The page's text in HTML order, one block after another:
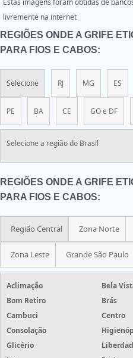
livremente na internet
REGIÕES ONDE A GRIFE
PARA FIOS E CABOS:
Selecione RJ MG ES
PE BA CE GO e DF
Selecione a região do Brasil
REGIÕES ONDE A GRIFE
PARA FIOS E CABOS:
Região Central Zona Norte
Zona Leste Grande São Paulo
Aclimação
Bela
Bom Retiro
Brás
Cambuci
Centro
Consolação
Glicério